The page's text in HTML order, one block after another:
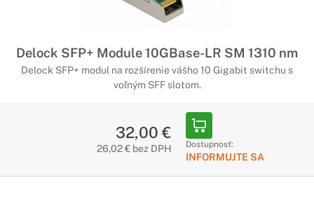
Delock SFP+ Module 10GBase-LR SM 1310 nm
Delock SFP+ modul na rozšírenie vášho 10 Gigabit switchu s
voľným SFF slotom.
32,00 €
26,02 € bez DPH Dostupnosť:
INFORMUJTE SA